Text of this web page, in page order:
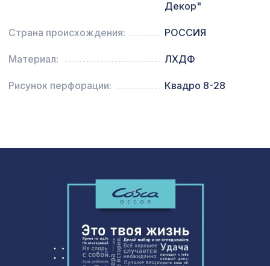
Декор"
Страна происхождения: РОССИЯ
Материал: ЛХДФ
Рисунок перфорации: Квадро 8-28